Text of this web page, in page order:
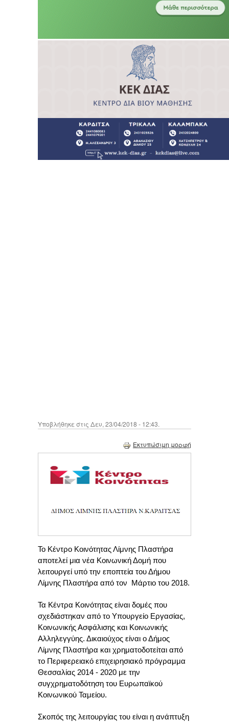
Υποβλήθηκε στις Δευ, 23/04/2018 - 12:43.
Εκτυπώσιμη μορφή
Το Κέντρο Κοινότητας Λίμνης Πλαστήρα
αποτελεί μια νέα Κοινωνική Δομή που
λειτουργεί υπό την εποπτεία του Δήμου
Λίμνης Πλαστήρα από τον Μάρτιο του 2018.
Τα Κέντρα Κοινότητας είναι δομές που
σχεδιάστηκαν από το Υπουργείο Εργασίας,
Κοινωνικής Ασφάλισης και Κοινωνικής
Αλληλεγγύης. Δικαιούχος είναι ο Δήμος
Λίμνης Πλαστήρα και χρηματοδοτείται από
το Περιφερειακό επιχειρησιακό πρόγραμμα
Θεσσαλίας 2014 - 2020 με την
συγχρηματοδότηση του Ευρωπαϊκού
Κοινωνικού Ταμείου.
Σκοπός της λειτουργίας του είναι η ανάπτυξη